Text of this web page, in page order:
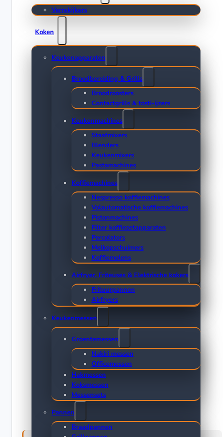
Verrekijkers
Koken
Keukenapparaten
Broodbereiding & Grills
Broodroosters
Contactgrills & tosti-ijzers
Keukenmachines
Staafmixers
Blenders
Keukenmixers
Pastamachines
Koffiemachines
Nespresso koffiemachines
Volautomatische koffiemachines
Pistonmachines
Filter koffiezetapparaten
Percolators
Melkopschuimers
Koffiemolens
Airfryer, Friteuses & Elektrische kokers
Frituurpannen
Airfryers
Keukenmessen
Groentemessen
Nakiri messen
Officemessen
Hakmessen
Koksmessen
Messensets
Pannen
Braadpannen